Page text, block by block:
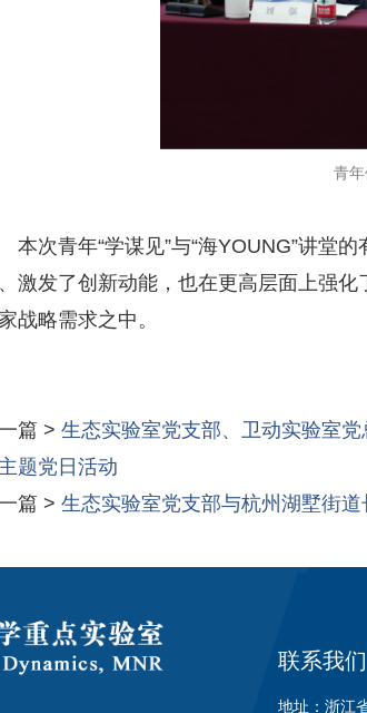
青年
本次青年“学谋见”与“海YOUNG”讲堂
激发了创新动能，也在更高层面上强
战略需求之中。
篇 > 生态实验室党支部、卫动实验室
题党日活动
篇 > 生态实验室党支部与杭州湖墅街
联系我们
地址：浙江